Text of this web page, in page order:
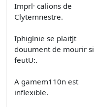
Imprl· calions de
Clytemnestre.
Iphiglnie se plaitJt
douument de mourir si
feutU:.
A gamem110n est
inflexible.